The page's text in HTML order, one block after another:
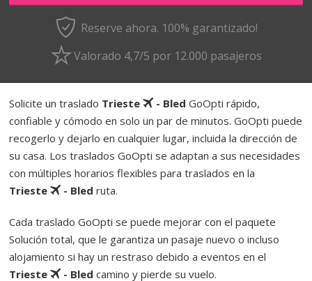
Reserve ahora. 100% garantizado!
Valorado 4,7/5 por 12.000 pasajeros
Solicite un traslado Trieste - Bled GoOpti rápido,
confiable y cómodo en solo un par de minutos. GoOpti puede
recogerlo y dejarlo en cualquier lugar, incluida la dirección de
su casa. Los traslados GoOpti se adaptan a sus necesidades
con múltiples horarios flexibles para traslados en la
Trieste
- Bled ruta.
Cada traslado GoOpti se puede mejorar con el paquete
Solución total, que le garantiza un pasaje nuevo o incluso
alojamiento si hay un restraso debido a eventos en el
Trieste
- Bled camino y pierde su vuelo.